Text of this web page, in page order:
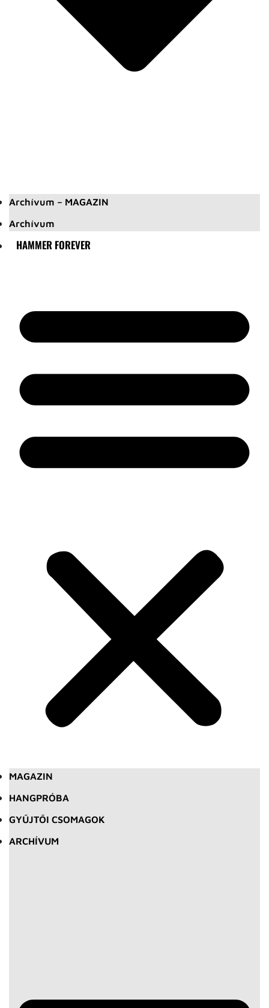
Archívum – MAGAZIN
Archívum
HAMMER FOREVER
MAGAZIN
HANGPRÓBA
GYŰJTŐI CSOMAGOK
ARCHÍVUM